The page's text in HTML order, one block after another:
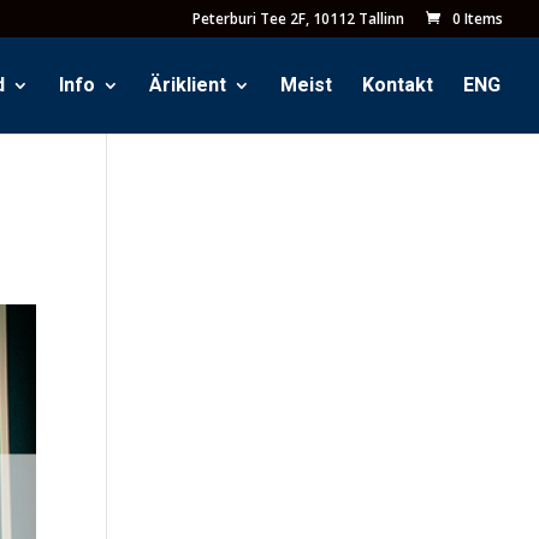
Peterburi Tee 2F, 10112 Tallinn 0 Items
Info Äriklient Meist Kontakt ENG